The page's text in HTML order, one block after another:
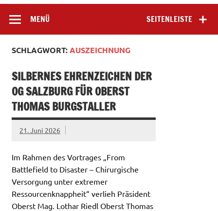
SEITENLEISTE
MENÜ
SCHLAGWORT:AUSZEICHNUNG
SILBERNES EHRENZEICHEN DER
OG SALZBURG FÜR OBERST
THOMAS BURGSTALLER
21. Juni 2026
Im Rahmen des Vortrages „From
Battlefield to Disaster – Chirurgische
Versorgung unter extremer
Ressourcenknappheit“ verlieh Präsident
Oberst Mag. Lothar Riedl Oberst Thomas